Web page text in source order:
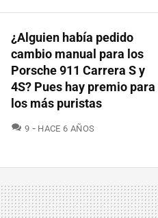
¿Alguien había pedido
cambio manual para los
Porsche 911 Carrera S y
4S? Pues hay premio para
los más puristas
9 COMENTARIOS
HACE 6 AÑOS